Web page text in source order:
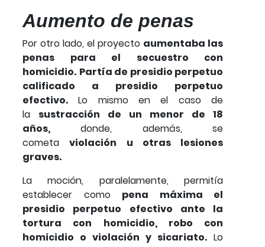
Aumento de penas
Por otro lado, el proyecto aumentaba las
penas para el secuestro con
homicidio. Partía de presidio perpetuo
calificado a presidio perpetuo
efectivo. Lo mismo en el caso de
la sustracción de un menor de 18
años, donde, además, se
cometaviolación u otras lesiones
graves.
La moción, paralelamente, permitía
establecer como pena máxima el
presidio perpetuo efectivo ante la
tortura con homicidio, robo con
homicidio o violación y sicariato. Lo